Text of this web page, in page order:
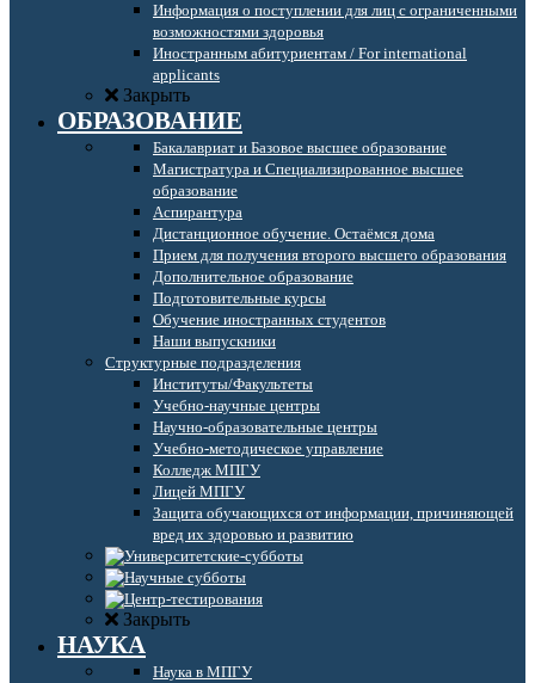
Информация о поступлении для лиц с ограниченными
возможностями здоровья
Иностранным абитуриентам / For international
applicants
Закрыть
ОБРАЗОВАНИЕ
Бакалавриат и Базовое высшее образование
Магистратура и Специализированное высшее
образование
Аспирантура
Дистанционное обучение. Остаёмся дома
Прием для получения второго высшего образования
Дополнительное образование
Подготовительные курсы
Обучение иностранных студентов
Наши выпускники
Структурные подразделения
Институты/Факультеты
Учебно-научные центры
Научно-образовательные центры
Учебно-методическое управление
Колледж МПГУ
Лицей МПГУ
Защита обучающихся от информации, причиняющей
вред их здоровью и развитию
Закрыть
НАУКА
Наука в МПГУ